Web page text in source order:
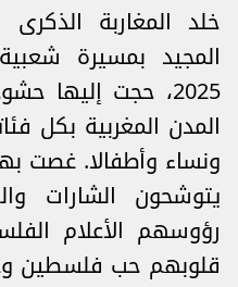
خلد المغاربة
2025، حجت إليها
المدن المغربية بكل
ونساء وأطفالا. غصت
يتوشحون الشارات
رؤوسهم الأعلام
قلوبهم حب فلسطين